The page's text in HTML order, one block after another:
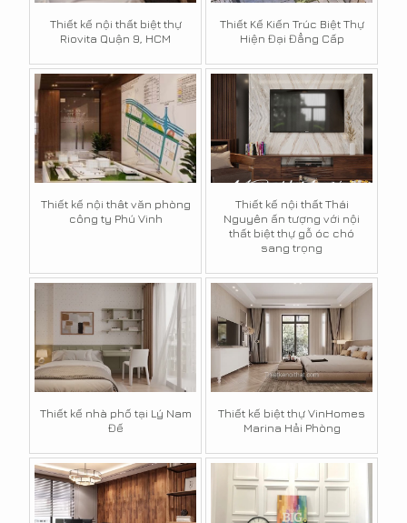
Thiết kế nội thất biệt thự
Riovita Quận 9, HCM
Thiết Kế Kiến Trúc Biệt Thự
Hiện Đại Đẳng Cấp
Thiết kế nội thât văn phòng
công ty Phú Vinh
Thiết kế nội thất Thái
Nguyên ấn tượng với nội
thất biệt thự gỗ óc chó
sang trọng
Thiết kế nhà phố tại Lý Nam
Đế
Thiết kế biệt thự VinHomes
Marina Hải Phòng